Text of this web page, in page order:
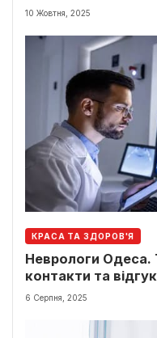
10 Жовтня, 2025
КРАСА ТА ЗДОРОВ'Я
Неврологи Одеса.
контакти та
6 Серпня, 2025